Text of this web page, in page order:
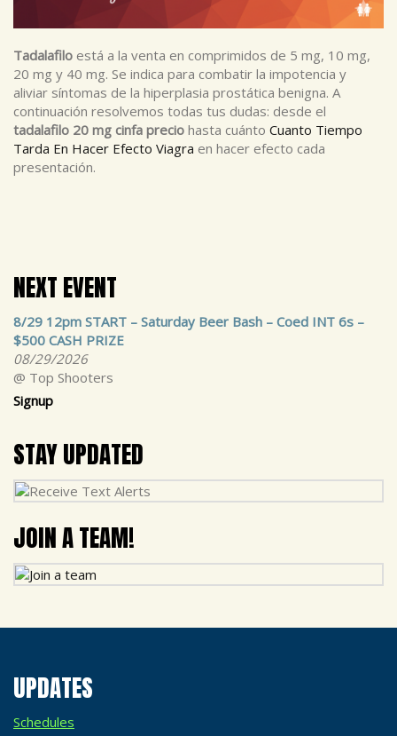
Tadalafilo está a la venta en comprimidos de 5 mg, 10 mg,
20 mg y 40 mg. Se indica para combatir la impotencia y
aliviar síntomas de la hiperplasia prostática benigna. A
continuación resolvemos todas tus dudas: desde el
tadalafilo 20 mg cinfa precio hasta cuánto Cuanto Tiempo
Tarda En Hacer Efecto Viagra en hacer efecto cada
presentación.
NEXT EVENT
8/29 12pm START – Saturday Beer Bash – Coed INT 6s –
$500 CASH PRIZE
08/29/2026
@ Top Shooters
Signup
STAY UPDATED
JOIN A TEAM!
UPDATES
Schedules